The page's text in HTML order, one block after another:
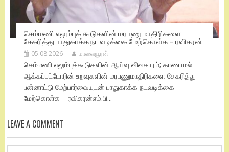
செம்மணி எலும்புக் கூடுகளின் மரபணு மாதிரிகளை
சேகரித்து பாதுகாக்க நடவடிக்கை மேற்கொள்க – ரவிகரன்
05.08.2026 மாவையூரன்
செம்மணி எலும்புக்கூடுகளின் ஆய்வு விவகாரம்; காணாமல்
ஆக்கப்பட்டோரின் உறவுகளின் மரபணுமாதிரிகளை சேகரித்து
பன்னாட்டு மேற்பார்வையுடன் பாதுகாக்க நடவடிக்கை
மேற்கொள்க – ரவிகரன்எம்.பி...
LEAVE A COMMENT